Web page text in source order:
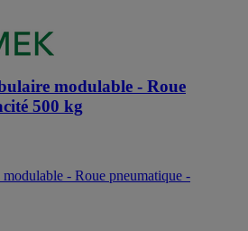
modulable - Roue
500 kg
- Roue pneumatique -